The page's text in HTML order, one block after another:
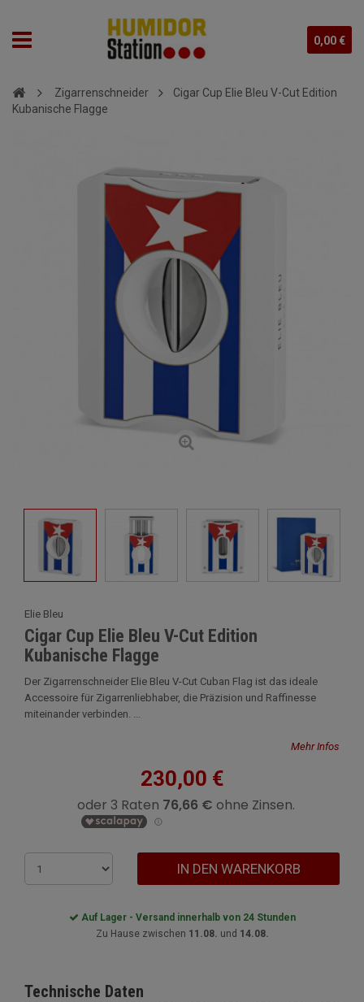
0,00 €
Zigarrenschneider
Cigar Cup Elie Bleu V-Cut Edition
Kubanische Flagge
Elie Bleu
Cigar Cup Elie Bleu V-Cut Edition
Kubanische Flagge
Der Zigarrenschneider Elie Bleu V-Cut Cuban Flag ist das ideale
Accessoire für Zigarrenliebhaber, die Präzision und Raffinesse
miteinander verbinden. ...
Mehr Infos
230,00 €
IN DEN WARENKORB
Auf Lager - Versand innerhalb von 24 Stunden
Zu Hause zwischen 11.08. und 14.08.
Technische Daten